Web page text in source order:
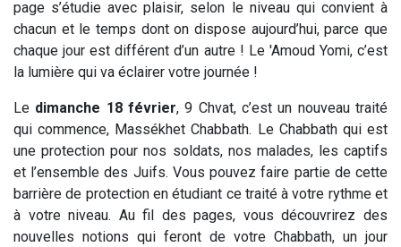
page s’étudie avec plaisir, selon le niveau qui convient à
chacun et le temps dont on dispose aujourd’hui, parce que
chaque jour est différent d’un autre ! Le 'Amoud Yomi, c’est
la lumière qui va éclairer votre journée !
Le dimanche 18 février, 9 Chvat, c’est un nouveau traité
qui commence, Massékhet Chabbath. Le Chabbath qui est
une protection pour nos soldats, nos malades, les captifs
et l’ensemble des Juifs. Vous pouvez faire partie de cette
barrière de protection en étudiant ce traité à votre rythme et
à votre niveau. Au fil des pages, vous découvrirez des
nouvelles notions qui feront de votre Chabbath, un jour